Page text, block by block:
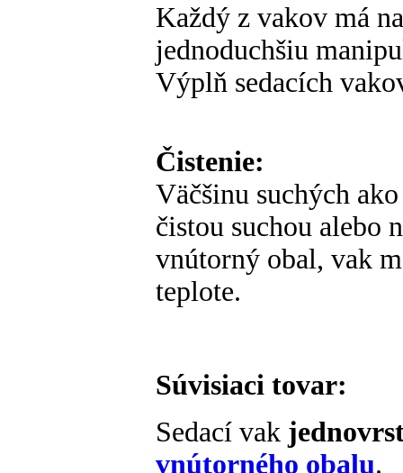
Každý z vakov má
jednoduchšiu
Výplň sedacích
Čistenie:
Väčšinu suchých
čistou suchou alebo
vnútorný obal, vak
teplote.
Súvisiaci tovar:
Sedací vak
vnútorného obalu.